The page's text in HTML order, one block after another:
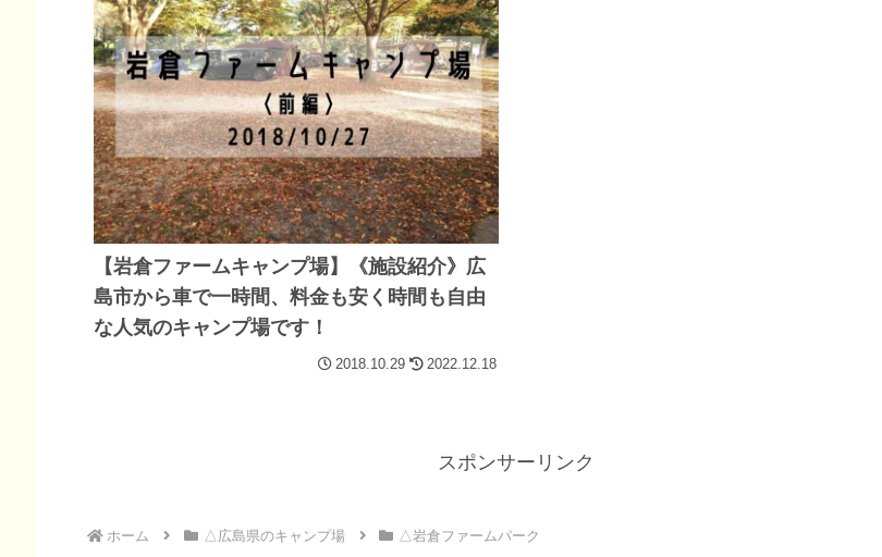
【岩倉ファームキャンプ場】《施設紹介》広
島市から車で一時間、料金も安く時間も自由
な人気のキャンプ場です！
2018.10.29 2022.12.18
スポンサーリンク
ホーム △広島県のキャンプ場 △岩倉ファームパーク